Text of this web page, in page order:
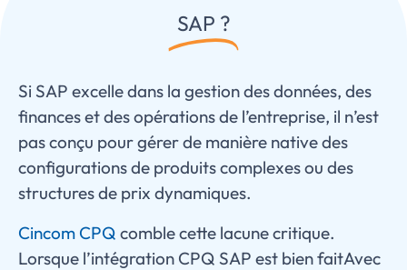
SAP ?
Si SAP excelle dans la gestion des données, des
finances et des opérations de l’entreprise, il n’est
pas conçu pour gérer de manière native des
configurations de produits complexes ou des
structures de prix dynamiques.
Cincom CPQ comble cette lacune critique.
Lorsque l’intégration CPQ SAP est bien faitAvec